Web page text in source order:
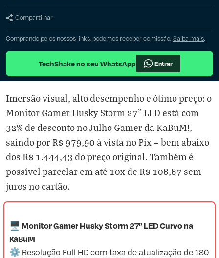
Compartilhar
Comprando pelos nossos links, podemos receber comissão. Saiba mais.
TechShake no seu WhatsApp Entrar
Imersão visual, alto desempenho e ótimo preço: o
Monitor Gamer Husky Storm 27" LED está com
32% de desconto no Julho Gamer da KaBuM!,
saindo por R$ 979,90 à vista no Pix — bem abaixo
dos R$ 1.444,43 do preço original. Também é
possível parcelar em até 10x de R$ 108,87 sem
juros no cartão.
🖥️ Monitor Gamer Husky Storm 27” LED Curvo na
KaBuM
⚙️ Resolução Full HD com taxa de atualização de 180